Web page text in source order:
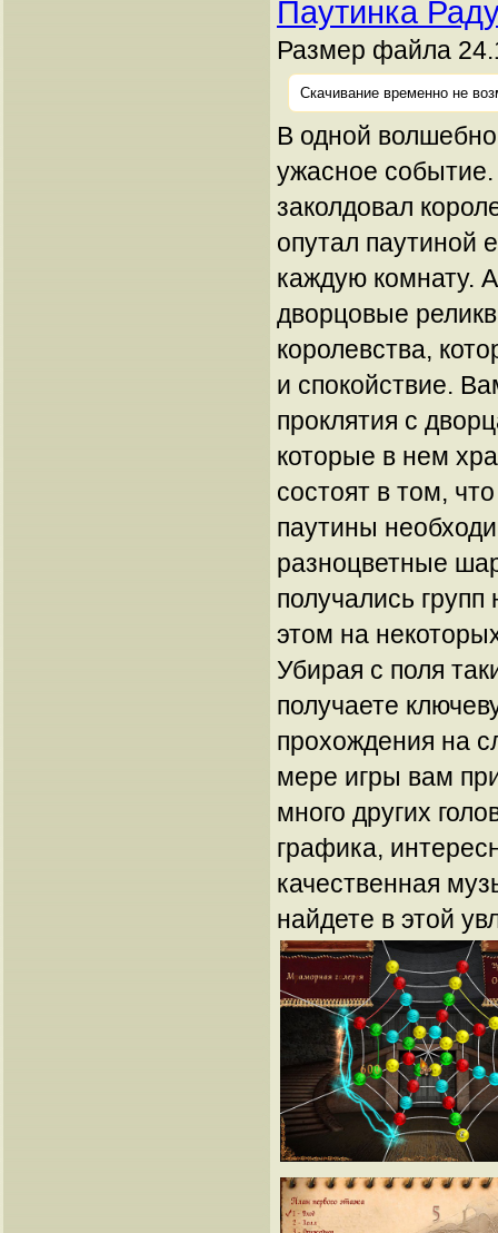
Паутинка
Размер файла
Скачивание временно не
В одной
ужасное
заколдовал
опутал паутиной
каждую комнату.
дворцовые
королевства,
и спокойствие.
проклятия с
которые в нем
состоят в том,
паутины
разноцветные
получались
этом на
Убирая с поля
получаете
прохождения на
мере игры вам
много других
графика,
качественная
найдете в этой